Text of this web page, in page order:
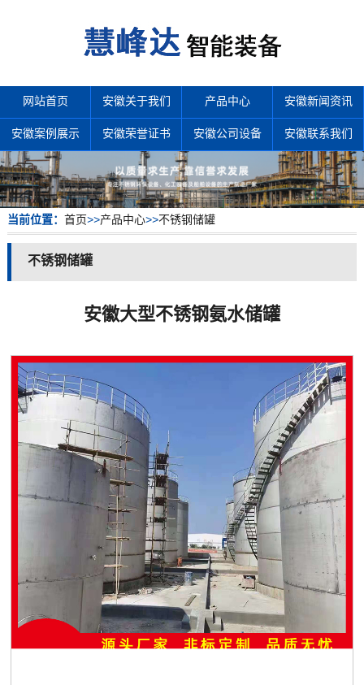
网站首页 安徽关于我们 产品中心 安徽新闻资讯
安徽案例展示 安徽荣誉证书 安徽公司设备 安徽联系我们
当前位置： 首页>>产品中心>>不锈钢储罐
不锈钢储罐
安徽大型不锈钢氨水储罐